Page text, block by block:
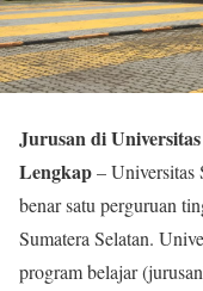
Jurusan di
Lengkap– Universitas
benar satu perguruan
Sumatera Selatan.
program belajar